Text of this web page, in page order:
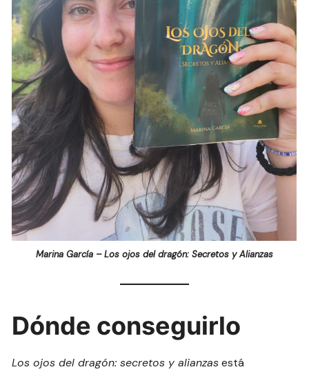
Marina García – Los ojos del dragón: Secretos y Alianzas
Dónde conseguirlo
Los ojos del dragón: secretos y alianzasestá